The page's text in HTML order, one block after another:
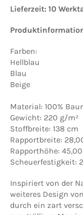
Lieferzeit: 10
Farben:
Hellblau
Blau
Beige
Material: 100%
Gewicht: 220 g/m²
Stoffbreite: 138 cm
Rapportbreite:
Rapporthöhe:
Scheuerfestigkeit:
Inspiriert von der
weiteres Design
durch ein zart